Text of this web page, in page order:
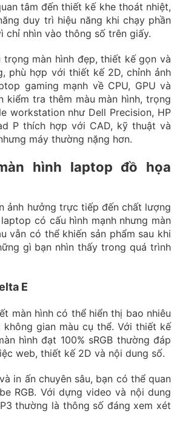
tâm đến thiết kế khe thoát nhiệt,
duy trì hiệu năng khi chạy phần
chỉ nhìn vào thông số trên giấy.
màn hình đẹp, thiết kế gọn và
phù hợp với thiết kế 2D, chỉnh ảnh
gaming mạnh về CPU, GPU và
kiểm tra thêm màu màn hình, trọng
workstation như Dell Precision, HP
P thích hợp với CAD, kỹ thuật và
máy thường nặng hơn.
hình laptop đồ họa
ảnh hưởng trực tiếp đến chất lượng
có cấu hình mạnh nhưng màn
vẫn có thể khiến sản phẩm sau khi
gì bạn nhìn thấy trong quá trình
E
màn hình có thể hiển thị bao nhiêu
gian màu cụ thể. Với thiết kế
hình đạt 100% sRGB thường đáp
web, thiết kế 2D và nội dung số.
in ấn chuyên sâu, bạn có thể quan
RGB. Với dựng video và nội dung
thường là thông số đáng xem xét